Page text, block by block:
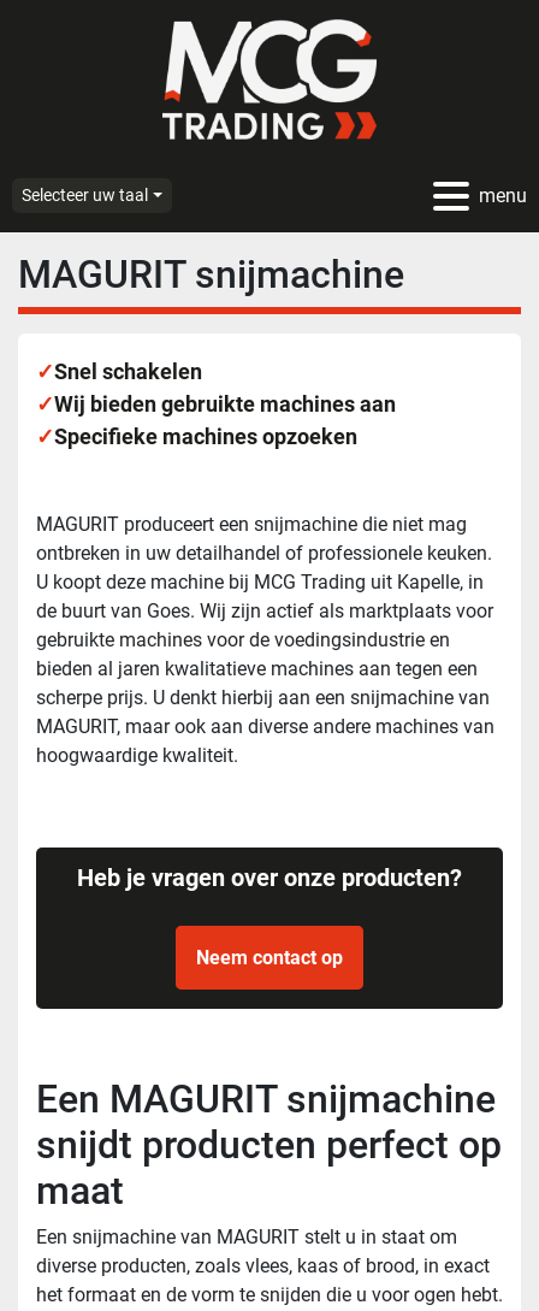
menu
Selecteer uw taal
MAGURIT snijmachine
✓Snel schakelen
✓Wij bieden gebruikte machines aan
✓Specifieke machines opzoeken
MAGURIT produceert een snijmachine die niet mag
ontbreken in uw detailhandel of professionele keuken.
U koopt deze machine bij MCG Trading uit Kapelle, in
de buurt van Goes. Wij zijn actief als marktplaats voor
gebruikte machines voor de voedingsindustrie en
bieden al jaren kwalitatieve machines aan tegen een
scherpe prijs. U denkt hierbij aan een snijmachine van
MAGURIT, maar ook aan diverse andere machines van
hoogwaardige kwaliteit.
Heb je vragen over onze producten?
Neem contact op
Een MAGURIT snijmachine
snijdt producten perfect op
maat
Een snijmachine van MAGURIT stelt u in staat om
diverse producten, zoals vlees, kaas of brood, in exact
het formaat en de vorm te snijden die u voor ogen hebt.